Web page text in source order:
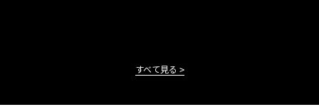
すべて見る